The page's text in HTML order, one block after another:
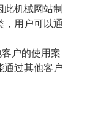
机械网站制
，用户可以通
户的使用案
通过其他客户